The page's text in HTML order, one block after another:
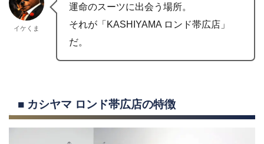
イケくま
運命のスーツに出会う場所。
それが「KASHIYAMA ロンド帯広店」
だ。
■ カシヤマ ロンド帯広店の特徴